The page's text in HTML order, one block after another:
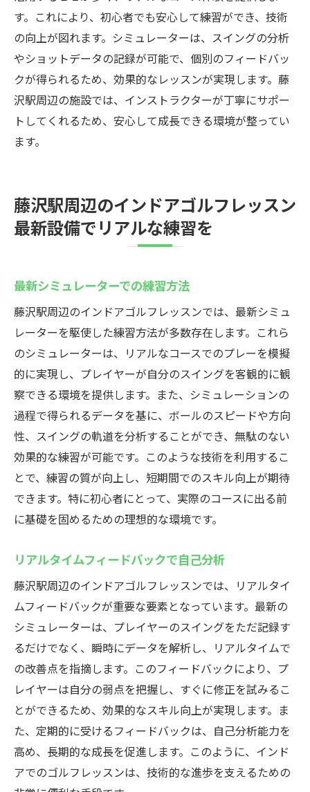
す。これにより、初心者でも安心して練習ができ、技術
の向上が図れます。シミュレーターは、スイングの分析
やショットデータの記録が可能で、個別のフィードバッ
クが得られるため、効果的なレッスンが実現します。藤
沢駅周辺の施設では、インストラクターが丁寧にサポー
トしてくれるため、安心して成長できる環境が整ってい
ます。
藤沢駅周辺のインドアゴルフレッスン
最新設備でリアルな練習を
最新シミュレーターでの練習方法
藤沢駅周辺のインドアゴルフレッスンでは、最新シミュ
レーターを駆使した練習方法が多数存在します。これら
のシミュレーターは、リアルなコースでのプレーを模擬
的に実現し、プレイヤーが自分のスイングを客観的に観
察できる環境を提供します。また、シミュレーションの
過程で得られるデータを基に、ボールのスピードや方向
性、スイングの軌道を分析することができ、無駄のない
効果的な練習が可能です。このような技術を利用するこ
とで、練習の質が向上し、短期間でのスキル向上が期待
できます。特に初心者にとって、実際のコースに出る前
に基礎を固めるための理想的な環境です。
リアルタイムフィードバックで自己分析
藤沢駅周辺のインドアゴルフレッスンでは、リアルタイ
ムフィードバックが重要な要素となっています。最新の
シミュレーターは、プレイヤーのスイングをただ記録す
るだけでなく、瞬時にデータを解析し、リアルタイムで
の改善点を指摘します。このフィードバックにより、プ
レイヤーは自分の弱点を把握し、すぐに修正を試みるこ
とができるため、効果的なスキル向上が実現します。ま
た、定期的に受けるフィードバックは、自己分析能力を
高め、長期的な成長を促進します。このように、インド
アでのゴルフレッスンは、技術的な進歩を支えるための